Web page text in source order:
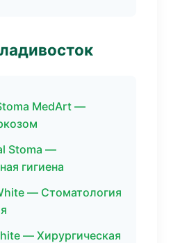
MedArt —
Stoma —
гигиена
— Стоматология
— Хирургическая